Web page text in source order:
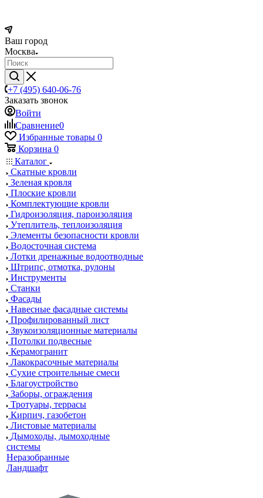
Ваш город
Москва
+7 (495) 640-06-76
Заказать звонок
Войти
Сравнение0
Избранные товары 0
Корзина 0
Каталог
Скатные кровли
Зеленая кровля
Плоские кровли
Комплектующие кровли
Гидроизоляция, пароизоляция
Утеплитель, теплоизоляция
Элементы безопасности кровли
Водосточная система
Лотки дренажные водоотводные
Штрипс, отмотка, рулоны
Инструменты
Станки
Фасады
Навесные фасадные системы
Профилированный лист
Звукоизоляционные материалы
Потолки подвесные
Керамогранит
Лакокрасочные материалы
Сухие строительные смеси
Благоустройство
Заборы, ограждения
Тротуары, террасы
Кирпич, газобетон
Листовые материалы
Дымоходы, дымоходные
системы
Неразобранные
Ландшафт